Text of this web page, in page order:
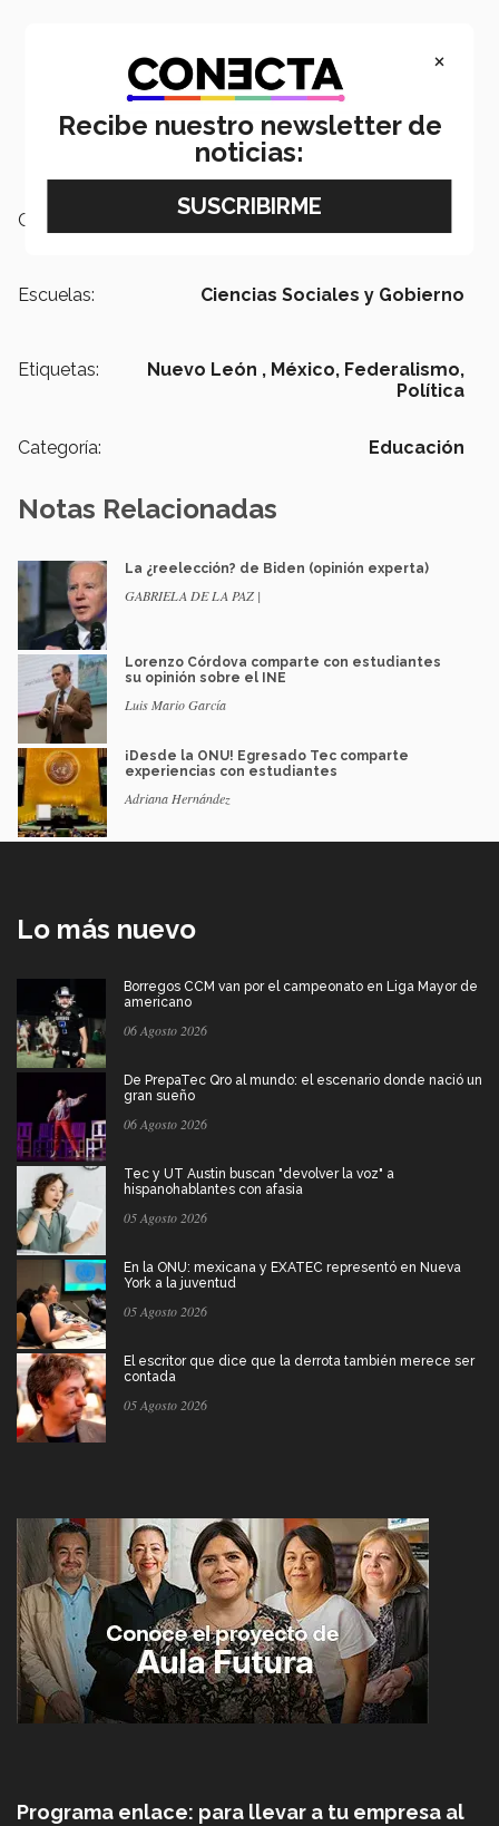
Campus:
Escuelas: Ciencias Sociales y Gobierno
Etiquetas: Nuevo León , México, Federalismo,
Política
Categoría: Educación
Notas Relacionadas
La ¿reelección? de Biden (opinión experta)
GABRIELA DE LA PAZ |
Lorenzo Córdova comparte con estudiantes
su opinión sobre el INE
Luis Mario García
¡Desde la ONU! Egresado Tec comparte
experiencias con estudiantes
Adriana Hernández
Lo más nuevo
Borregos CCM van por el campeonato en Liga Mayor de
americano
06 Agosto 2026
De PrepaTec Qro al mundo: el escenario donde nació un
gran sueño
06 Agosto 2026
Tec y UT Austin buscan "devolver la voz" a
hispanohablantes con afasia
05 Agosto 2026
En la ONU: mexicana y EXATEC representó en Nueva
York a la juventud
05 Agosto 2026
El escritor que dice que la derrota también merece ser
contada
05 Agosto 2026
Programa enlace: para llevar a tu empresa al
×
Recibe nuestro newsletter de
noticias: